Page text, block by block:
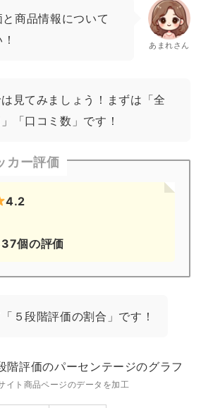
商品情報について
あまれさん
見てみましょう！まずは「全
「口コミ数」です！
カー評価
4.2
個の評価
５段階評価の割合」です！
イト商品ページのデータを加工